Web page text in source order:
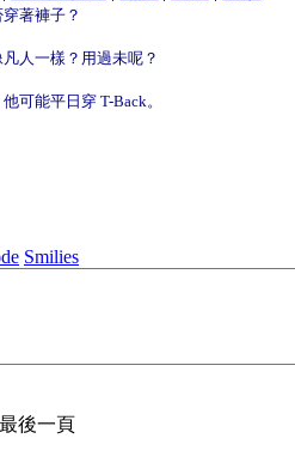
著褲子？
人一樣？用過未呢？
可能平日穿 T-Back。
Smilies
後一頁